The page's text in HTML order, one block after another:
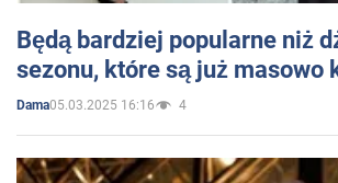
Będą bardziej popularne niż
sezonu, które są już
Dama05.03.2025 16:16 4